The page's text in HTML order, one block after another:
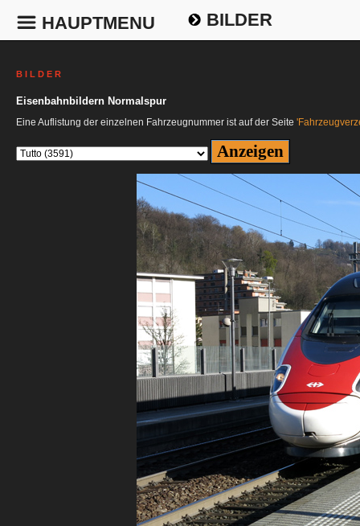
HAUPTMENU BILDER
B I L D E R
Eisenbahnbildern Normalspur
Eine Auflistung der einzelnen Fahrzeugnummer ist auf der Seite